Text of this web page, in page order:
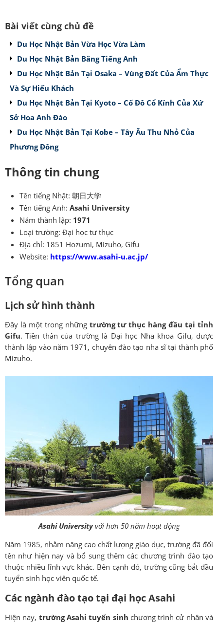
Bài viết cùng chủ đề
Du Học Nhật Bản Vừa Học Vừa Làm
Du Học Nhật Bản Bằng Tiếng Anh
Du Học Nhật Bản Tại Osaka – Vùng Đất Của Ẩm Thực
Và Sự Hiếu Khách
Du Học Nhật Bản Tại Kyoto – Cố Đô Cổ Kính Của Xứ
Sở Hoa Anh Đào
Du Học Nhật Bản Tại Kobe – Tây Âu Thu Nhỏ Của
Phương Đông
Thông tin chung
Tên tiếng Nhật: 朝日大学
Tên tiếng Anh: Asahi University
Năm thành lập: 1971
Loại trường: Đại học tư thục
Địa chỉ: 1851 Hozumi, Mizuho, Gifu
Website: https://www.asahi-u.ac.jp/
Tổng quan
Lịch sử hình thành
Đây là một trong những trường tư thục hàng đầu tại tỉnh
Gifu. Tiền thân của trường là Đại học Nha khoa Gifu, được
thành lập vào năm 1971, chuyên đào tạo nha sĩ tại thành phố
Mizuho.
Asahi Universityvới hơn 50 năm hoạt động
Năm 1985, nhằm nâng cao chất lượng giáo dục, trường đã đổi
tên như hiện nay và bổ sung thêm các chương trình đào tạo
thuộc nhiều lĩnh vực khác. Bên cạnh đó, trường cũng bắt đầu
tuyển sinh học viên quốc tế.
Các ngành đào tạo tại đại học Asahi
Hiện nay, trường Asahi tuyển sinh chương trình cử nhân và